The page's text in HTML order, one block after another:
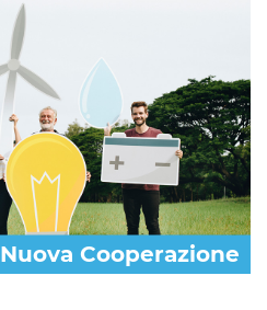
Nuova Cooperazione